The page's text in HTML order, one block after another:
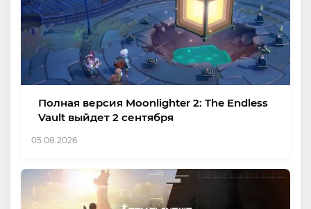
Полная версия Moonlighter 2: The Endless
Vault выйдет 2 сентября
05.08.2026